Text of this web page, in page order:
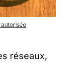
réseaux,